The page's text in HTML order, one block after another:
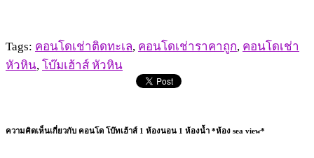
Tags: คอนโดเช่าติดทะเล, คอนโดเช่าราคาถูก, คอนโดเช่า
หัวหิน, โบ๊มเฮ้าส์ หัวหิน
ความคิดเห็นเกี่ยวกับ คอนโด โบ๊ทเฮ้าส์ 1 ห้องนอน 1 ห้องน้ำ *ห้อง sea view*